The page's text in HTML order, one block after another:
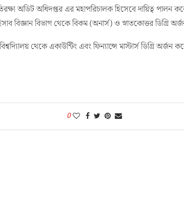
অডিট অধিদপ্তর এর মহাপরিচালক হিসেবে দায়িত্ব
বিজ্ঞান বিভাগ থেকে বিকম (অনার্স) ও স্নাতকোত্তর ডিগ্রি
থেকে একাউন্টিং এবং ফিন্যান্সে মাস্টার্স ডিগ্রি অর্জন
0